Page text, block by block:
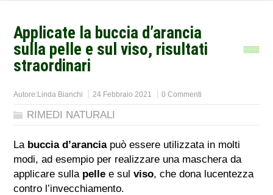
Applicate la buccia d’arancia
sulla pelle e sul viso, risultati
straordinari
Autore:Linda Bianchi 24 Febbraio 2021 0 Commenti
RIMEDI NATURALI
La buccia d’aranciapuò essere utilizzata in molti
modi, ad esempio per realizzare una maschera da
applicare sulla pelle e sulviso, che dona lucentezza
contro l’invecchiamento.